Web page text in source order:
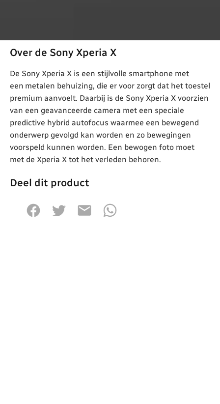
Over de Sony Xperia X
De Sony Xperia X is een stijlvolle smartphone met
een metalen behuizing, die er voor zorgt dat het toestel
premium aanvoelt. Daarbij is de Sony Xperia X voorzien
van een geavanceerde camera met een speciale
predictive hybrid autofocus waarmee een bewegend
onderwerp gevolgd kan worden en zo bewegingen
voorspeld kunnen worden. Een bewogen foto moet
met de Xperia X tot het verleden behoren.
Deel dit product